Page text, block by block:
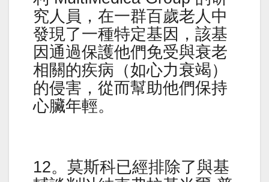
究人員，在一群百歲老人中
發現了一種特定基因，該基
因通過保護他們免受與衰老
相關的疾病（如心力衰竭）
的侵害，從而幫助他們保持
心臟年輕。
12。莫斯科已經排除了與基